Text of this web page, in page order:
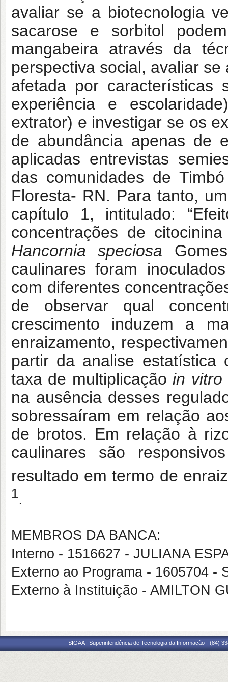
avaliar se a biotecnologia
sacarose e sorbitol
mangabeira através da
perspectiva social, avaliar
afetada por características
experiência e
extrator) e investigar se os
de abundância apenas de
aplicadas entrevistas
das comunidades de
Floresta- RN. Para tanto,
capítulo 1, intitulado:
concentrações de
Hancornia speciosa
caulinares foram
com diferentes
de observar qual
crescimento induzem a
enraizamento,
partir da analise
taxa de multiplicaçãoin vitro
na ausência desses
sobressaíram em relação
de brotos. Em relação à
caulinares são
resultado em termo de
1.
MEMBROS DA BANCA:
Interno - 1516627 - JULIANA
Externo ao Programa - 1605704 -
Externo à Instituição - AMILTON
SIGAA | Superintendência de Tecnologia da Informação - (84)